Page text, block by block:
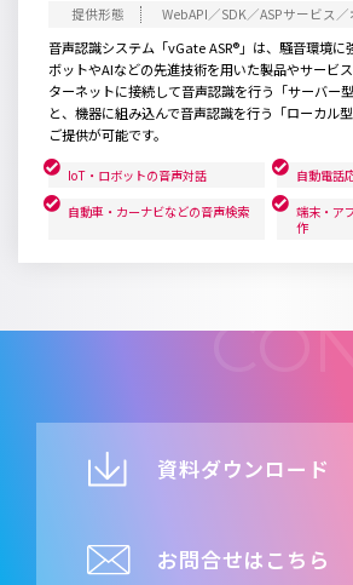
WebAPI／SDK／ASPサービス
音声認識システム「vGate ASR®」は、騒音環境
ボットやAIなどの先進技術を用いた製品やサービ
ターネットに接続して音声認識を行う「サーバー
と、機器に組み込んで音声認識を行う「ローカル
ご提供が可能です。
IoT・ロボットの音声対話
自動電話
自動車・カーナビなどの音声検索
端末・ア
作
資料ダウンロード
お問合せはこちら